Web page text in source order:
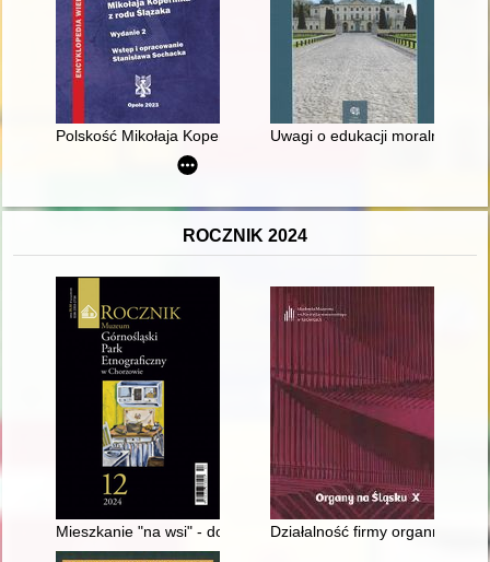
Polskość Mikołaja Kopernika z rodu ŚlązakaUwagi o edukacji moralnej
ROCZNIK 2024
Mieszkanie "na wsi" - dobrodziejstwo czy fatum czyhające na
Działalność firmy